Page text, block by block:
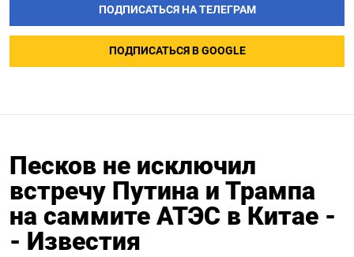
ПОДПИСАТЬСЯ НА ТЕЛЕГРАМ
ПОДПИСАТЬСЯ В GOOGLE
Песков не исключил
встречу Путина и Трампа
на саммите АТЭС в Китае -
- Известия